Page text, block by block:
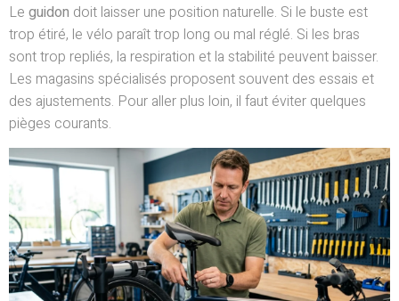
Le guidon doit laisser une position naturelle. Si le buste est
trop étiré, le vélo paraît trop long ou mal réglé. Si les bras
sont trop repliés, la respiration et la stabilité peuvent baisser.
Les magasins spécialisés proposent souvent des essais et
des ajustements. Pour aller plus loin, il faut éviter quelques
pièges courants.